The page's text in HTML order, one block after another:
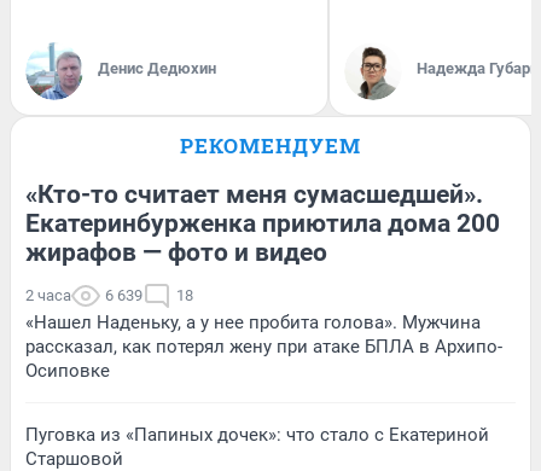
Денис Дедюхин Надежда Губарь
РЕКОМЕНДУЕМ
«Кто-то считает меня сумасшедшей».
Екатеринбурженка приютила дома 200
жирафов — фото и видео
2 часа 6 639 18
«Нашел Наденьку, а у нее пробита голова». Мужчина
рассказал, как потерял жену при атаке БПЛА в Архипо-
Осиповке
Пуговка из «Папиных дочек»: что стало с Екатериной
Старшовой